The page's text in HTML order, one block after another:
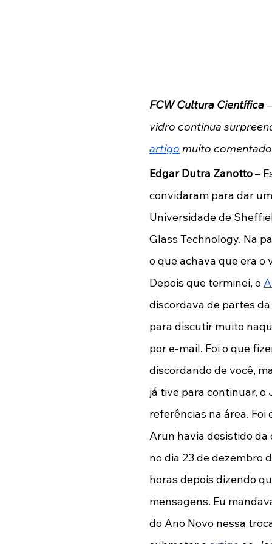
FCW Cultura Científica
vidro continua
artigo muito
Edgar Dutra Zanotto –
convidaram para dar
Universidade de
Glass Technology. Na
o que achava que era o
Depois que terminei, o
discordava de partes
para discutir muito
por e-mail. Foi o que
discordando de você,
já tive para continuar, o
referências na área.
Arun havia desistido da
no dia 23 de dezembro
horas depois dizendo
mensagens. Eu
do Ano Novo nessa